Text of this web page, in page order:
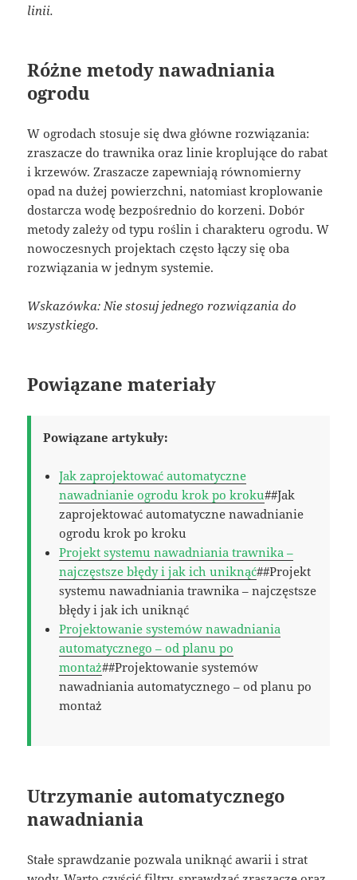
linii.
Różne metody nawadniania
ogrodu
W ogrodach stosuje się dwa główne rozwiązania:
zraszacze do trawnika oraz linie kroplujące do rabat
i krzewów. Zraszacze zapewniają równomierny
opad na dużej powierzchni, natomiast kroplowanie
dostarcza wodę bezpośrednio do korzeni. Dobór
metody zależy od typu roślin i charakteru ogrodu. W
nowoczesnych projektach często łączy się oba
rozwiązania w jednym systemie.
Wskazówka: Nie stosuj jednego rozwiązania do
wszystkiego.
Powiązane materiały
Powiązane artykuły:
Jak zaprojektować automatyczne
nawadnianie ogrodu krok po kroku##Jak
zaprojektować automatyczne nawadnianie
ogrodu krok po kroku
Projekt systemu nawadniania trawnika –
najczęstsze błędy i jak ich uniknąć##Projekt
systemu nawadniania trawnika – najczęstsze
błędy i jak ich uniknąć
Projektowanie systemów nawadniania
automatycznego – od planu po
montaż##Projektowanie systemów
nawadniania automatycznego – od planu po
montaż
Utrzymanie automatycznego
nawadniania
Stałe sprawdzanie pozwala uniknąć awarii i strat